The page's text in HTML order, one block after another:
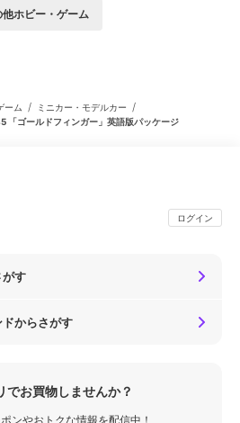
他ホビー・ゲーム
ーム / ミニカー・モデルカー /
「ゴールドフィンガー」英語版パッケージ
ログイン
がす
からさがす
でお買物しませんか？
ンやおトクな情報を配信中！